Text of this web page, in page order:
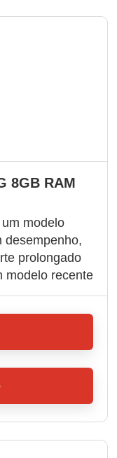
8GB RAM
modelo
desempenho,
prolongado
modelo recente